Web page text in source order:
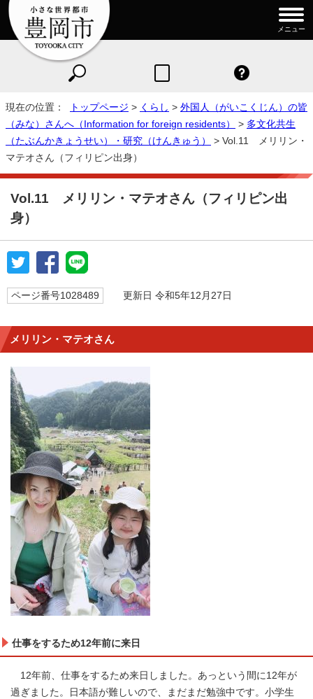
メニュー
現在の位置： トップページ > くらし > 外国人（がいこくじん）の皆
（みな）さんへ（Information for foreign residents）
> 多文化共生
（たぶんかきょうせい）・研究（けんきゅう）
> Vol.11 メリリン・
マテオさん（フィリピン出身）
Vol.11 メリリン・マテオさん（フィリピン出
身）
ページ番号1028489 更新日 令和5年12月27日
メリリン・マテオさん
仕事をするため12年前に来日
12年前、仕事をするため来日しました。あっという間に12年が
過ぎました。日本語が難しいので、まだまだ勉強中です。小学生